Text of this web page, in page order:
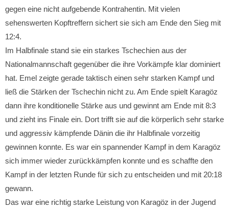
gegen eine nicht aufgebende Kontrahentin. Mit vielen
sehenswerten Kopftreffern sichert sie sich am Ende den Sieg mit
12:4.
Im Halbfinale stand sie ein starkes Tschechien aus der
Nationalmannschaft gegenüber die ihre Vorkämpfe klar dominiert
hat. Emel zeigte gerade taktisch einen sehr starken Kampf und
ließ die Stärken der Tschechin nicht zu. Am Ende spielt Karagöz
dann ihre konditionelle Stärke aus und gewinnt am Ende mit 8:3
und zieht ins Finale ein. Dort trifft sie auf die körperlich sehr starke
und aggressiv kämpfende Dänin die ihr Halbfinale vorzeitig
gewinnen konnte. Es war ein spannender Kampf in dem Karagöz
sich immer wieder zurückkämpfen konnte und es schaffte den
Kampf in der letzten Runde für sich zu entscheiden und mit 20:18
gewann.
Das war eine richtig starke Leistung von Karagöz in der Jugend